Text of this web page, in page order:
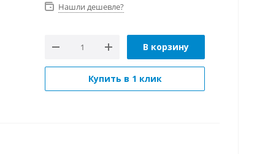
Нашли дешевле?
В корзину
Купить в 1 клик